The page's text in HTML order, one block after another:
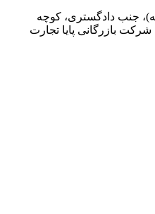
جنب دادگستری، کوچه
بازرگانی پایا تجارت